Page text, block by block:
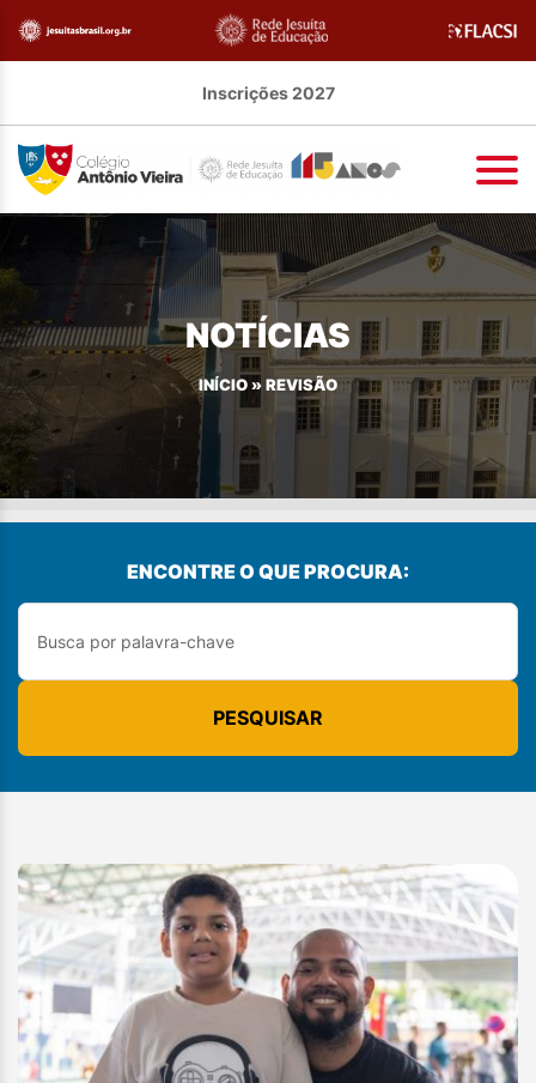
Inscrições 2027
NOTÍCIAS
INÍCIO » REVISÃO
ENCONTRE O QUE PROCURA:
PESQUISAR